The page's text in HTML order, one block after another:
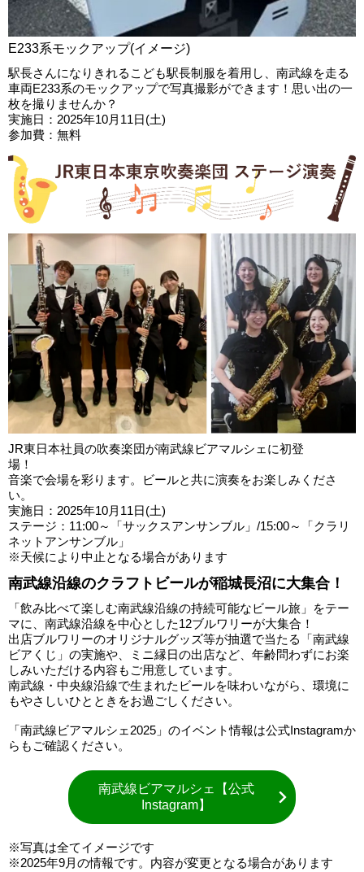
E233系モックアップ(イメージ)
駅長さんになりきれるこども駅長制服を着用し、南武線を走る
車両E233系のモックアップで写真撮影ができます！思い出の一
枚を撮りませんか？
実施日：2025年10月11日(土)
参加費：無料
JR東日本社員の吹奏楽団が南武線ビアマルシェに初登
場！
音楽で会場を彩ります。ビールと共に演奏をお楽しみくださ
い。
実施日：2025年10月11日(土)
ステージ：11:00～「サックスアンサンブル」/15:00～「クラリ
ネットアンサンブル」
※天候により中止となる場合があります
南武線沿線のクラフトビールが稲城長沼に大集合！
「飲み比べて楽しむ南武線沿線の持続可能なビール旅」をテー
マに、南武線沿線を中心とした12ブルワリーが大集合！
出店ブルワリーのオリジナルグッズ等が抽選で当たる「南武線
ビアくじ」の実施や、ミニ縁日の出店など、年齢問わずにお楽
しみいただける内容もご用意しています。
南武線・中央線沿線で生まれたビールを味わいながら、環境に
もやさしいひとときをお過ごしください。
「南武線ビアマルシェ2025」のイベント情報は公式Instagramか
らもご確認ください。
南武線ビアマルシェ【公式
Instagram】
※写真は全てイメージです
※2025年9月の情報です。内容が変更となる場合があります